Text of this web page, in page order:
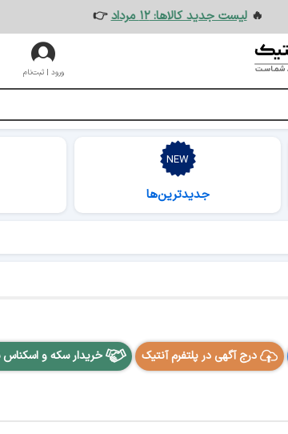
🔥لیست جدید کالاها: ۱۲ مرداد 👉
ورود | ثبت‌نام
جدیدترین‌ها
درج آگهی در پلتفرم آنتیک خریدار سکه و